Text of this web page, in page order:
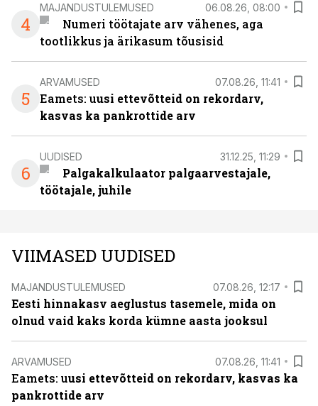
4
MAJANDUSTULEMUSED 06.08.26, 08:00
Numeri töötajate arv vähenes, aga
tootlikkus ja ärikasum tõusisid
5
ARVAMUSED 07.08.26, 11:41
Eamets: uusi ettevõtteid on rekordarv,
kasvas ka pankrottide arv
6
UUDISED 31.12.25, 11:29
Palgakalkulaator palgaarvestajale,
töötajale, juhile
VIIMASED UUDISED
MAJANDUSTULEMUSED 07.08.26, 12:17
Eesti hinnakasv aeglustus tasemele, mida on
olnud vaid kaks korda kümne aasta jooksul
ARVAMUSED 07.08.26, 11:41
Eamets: uusi ettevõtteid on rekordarv, kasvas ka
pankrottide arv